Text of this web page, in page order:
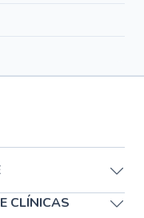
CLÍNICAS